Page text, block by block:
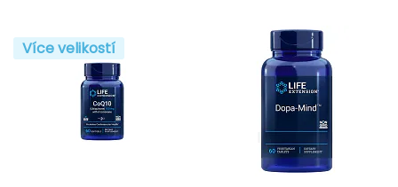
Více velikostí